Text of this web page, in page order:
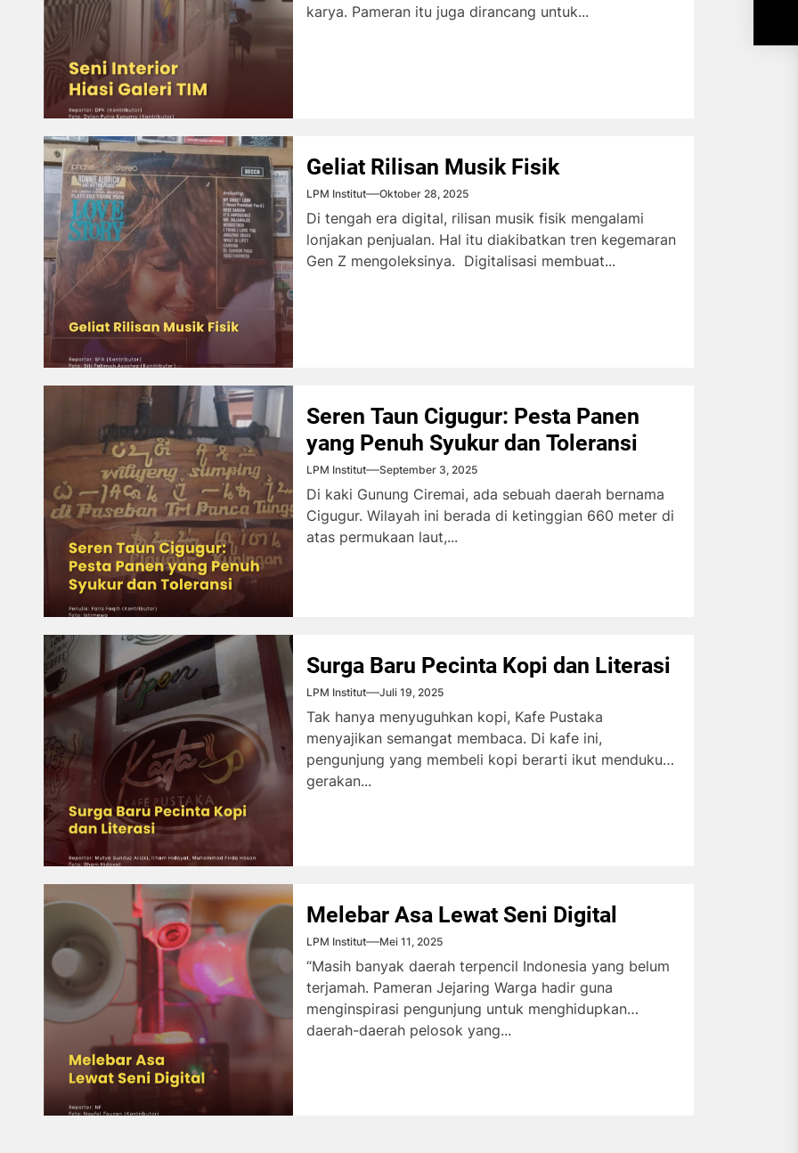
karya. Pameran itu juga dirancang untuk...
Geliat Rilisan Musik Fisik
LPM Institut Oktober 28, 2025
Di tengah era digital, rilisan musik fisik mengalami
lonjakan penjualan. Hal itu diakibatkan tren kegemaran
Gen Z mengoleksinya. Digitalisasi membuat...
Seren Taun Cigugur: Pesta Panen
yang Penuh Syukur dan Toleransi
LPM Institut September 3, 2025
Di kaki Gunung Ciremai, ada sebuah daerah bernama
Cigugur. Wilayah ini berada di ketinggian 660 meter di
atas permukaan laut,...
Surga Baru Pecinta Kopi dan Literasi
LPM Institut Juli 19, 2025
Tak hanya menyuguhkan kopi, Kafe Pustaka
menyajikan semangat membaca. Di kafe ini,
pengunjung yang membeli kopi berarti ikut mendukung
gerakan...
Melebar Asa Lewat Seni Digital
LPM Institut Mei 11, 2025
“Masih banyak daerah terpencil Indonesia yang belum
terjamah. Pameran Jejaring Warga hadir guna
menginspirasi pengunjung untuk menghidupkan
daerah-daerah pelosok yang...